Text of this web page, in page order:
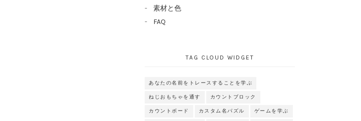
素材と色
FAQ
TAG CLOUD WIDGET
あなたの名前をトレースすることを学ぶ
ねじおもちゃを通す カウントブロック
カウントボード カスタム名パズル ゲームを学ぶ